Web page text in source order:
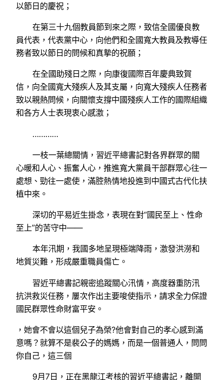
以節日的慶祝；
在第三十九個教員節到來之際，致信全國優良教
員代表，代表黨中心，向他們和全國寬大教員及教導任
務者致以節日的問候和真摯的祝願；
在全國助殘日之際，向康復國際百年慶典致賀
信，向全國寬大殘疾人及其支屬，向寬大殘疾人任務者
致以親熱問候，向關懷支撐中國殘疾人工作的國際組織
和各方人士表現衷心感激；
…………
一枝一葉總關情，習近平總書記對各界群眾的關
心暖和人心、振奮人心，推進寬大黨員干部群眾心往一
處想、勁往一處使，滿腔熱情地投進到中國式古代化扶
植中來。
深切的平易近生掛念，表現在對“國民至上、性命
至上”的苦守中——
本年汛期，我國多地呈現極端降雨，激發洪澇和
地質災難，形成嚴重職員傷亡。
習近平總書記親密追蹤關心汛情，高度器重防汛
抗洪救災任務，屢次作出主要唆使指示，請求全力保證
國民群眾性命財富平安。
，她會不會以這個兒子為榮?他會對自己的孝心感到滿
意嗎？就算不是裴公子的媽媽，而是一個普通人，問問
你自己，這三個
9月7日，正在黑龍江考核的習近平總書記，離開